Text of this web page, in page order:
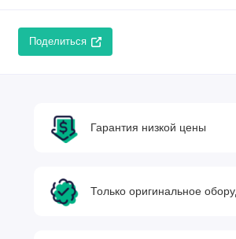
Поделиться
Гарантия низкой цены
Только оригинальное